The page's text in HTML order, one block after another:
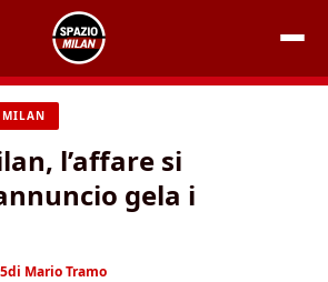
MILAN
l’affare si
gela i
di Mario Tramo